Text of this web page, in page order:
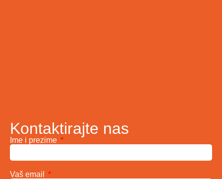
Kontaktirajte nas
Ime i prezime
Vaš email